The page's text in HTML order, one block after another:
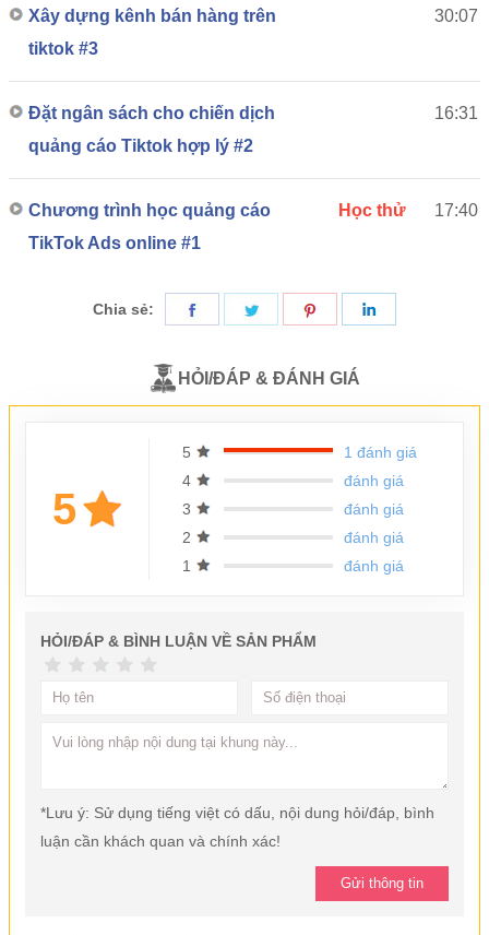
Xây dựng kênh bán hàng trên
tiktok #3
30:07
Đặt ngân sách cho chiến dịch
quảng cáo Tiktok hợp lý #2
16:31
Chương trình học quảng cáo
TikTok Ads online #1
Học thử 17:40
Chia sẻ:
HỎI/ĐÁP & ĐÁNH GIÁ
5
5
1 đánh giá
4
đánh giá
3
đánh giá
2
đánh giá
1
đánh giá
HỎI/ĐÁP & BÌNH LUẬN VỀ SẢN PHẨM
*Lưu ý: Sử dụng tiếng việt có dấu, nội dung hỏi/đáp, bình
luận cần khách quan và chính xác!
Gửi thông tin